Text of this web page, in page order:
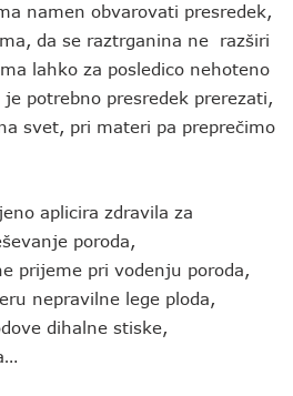
namen obvarovati presredek,
da se raztrganina ne razširi
lahko za posledico nehoteno
potrebno presredek prerezati,
svet, pri materi pa preprečimo
aplicira zdravila za
poroda,
prijeme pri vodenju poroda,
nepravilne lege ploda,
dihalne stiske,